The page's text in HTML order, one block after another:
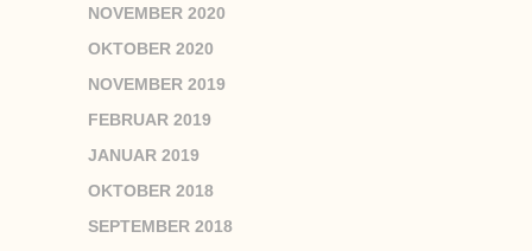
NOVEMBER 2020
OKTOBER 2020
NOVEMBER 2019
FEBRUAR 2019
JANUAR 2019
OKTOBER 2018
SEPTEMBER 2018